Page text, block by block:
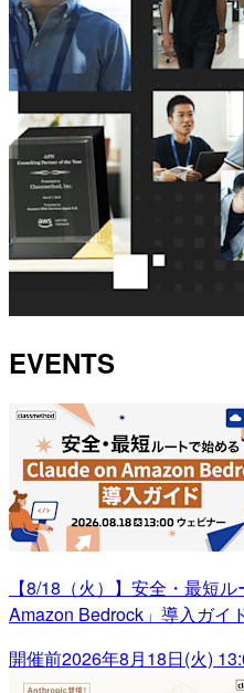
EVENTS
【8/18（火）】安全・最短
Amazon Bedrock」導入ガイ
開催前2026年8月18日(火)